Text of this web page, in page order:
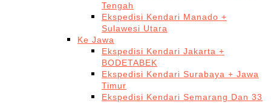
Tengah
Ekspedisi Kendari Manado +
Sulawesi Utara
Ke Jawa
Ekspedisi Kendari Jakarta +
BODETABEK
Ekspedisi Kendari Surabaya + Jawa
Timur
Ekspedisi Kendari Semarang Dan 33